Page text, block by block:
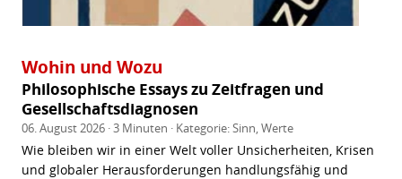
Wohin und Wozu
Philosophische Essays zu Zeitfragen und
Gesellschaftsdiagnosen
06. August 2026 · 3 Minuten · Kategorie:Sinn,Werte
Wie bleiben wir in einer Welt voller Unsicherheiten, Krisen
und globaler Herausforderungen handlungsfähig und